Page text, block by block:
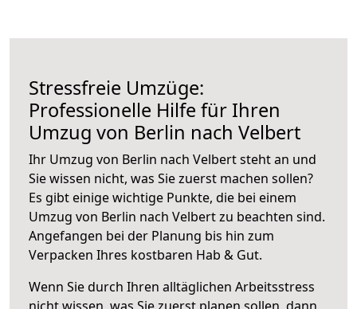
Stressfreie Umzüge:
Professionelle Hilfe für Ihren
Umzug von Berlin nach Velbert
Ihr Umzug von Berlin nach Velbert steht an und
Sie wissen nicht, was Sie zuerst machen sollen?
Es gibt einige wichtige Punkte, die bei einem
Umzug von Berlin nach Velbert zu beachten sind.
Angefangen bei der Planung bis hin zum
Verpacken Ihres kostbaren Hab & Gut.
Wenn Sie durch Ihren alltäglichen Arbeitsstress